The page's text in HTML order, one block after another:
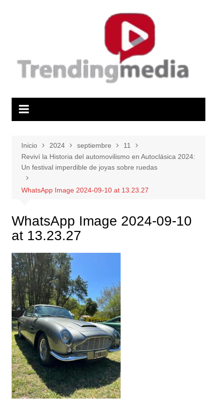
Inicio 2024 septiembre
11
Reviví la Historia del automovilismo en Autoclásica 2024:
Un festival imperdible de joyas sobre ruedas
WhatsApp Image 2024-09-10 at 13.23.27
WhatsApp Image 2024-09-10
at 13.23.27